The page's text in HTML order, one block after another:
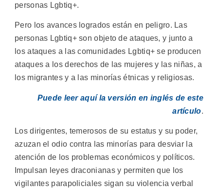
personas Lgbtiq+.
Pero los avances logrados están en peligro. Las
personas Lgbtiq+ son objeto de ataques, y junto a
los ataques a las comunidades Lgbtiq+ se producen
ataques a los derechos de las mujeres y las niñas, a
los migrantes y a las minorías étnicas y religiosas.
Puede leer aquí la versión en inglés de este
artículo.
Los dirigentes, temerosos de su estatus y su poder,
azuzan el odio contra las minorías para desviar la
atención de los problemas económicos y políticos.
Impulsan leyes draconianas y permiten que los
vigilantes parapoliciales sigan su violencia verbal